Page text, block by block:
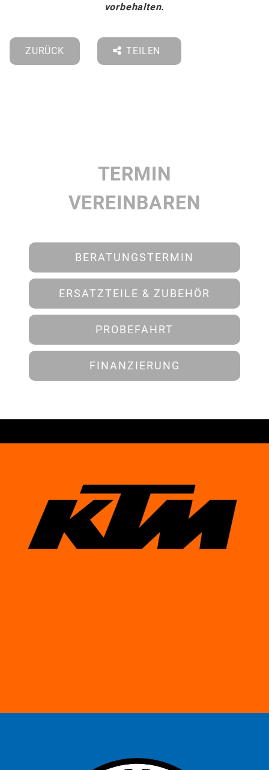
vorbehalten.
ZURÜCK TEILEN
TERMIN
VEREINBAREN
BERATUNGSTERMIN
ERSATZTEILE & ZUBEHÖR
PROBEFAHRT
FINANZIERUNG